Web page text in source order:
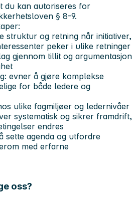
du kan autoriseres for
§ 8-9.
struktur og retning når initiativer,
peker i ulike retninger
gjennom tillit og argumentasjon
evner å gjøre komplekse
for både ledere og
ulike fagmiljøer og ledernivåer
systematisk og sikrer framdrift,
endres
sette agenda og utfordre
med erfarne
oss?